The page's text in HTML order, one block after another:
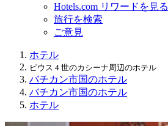
Hotels.com リワードを見る
旅行を検索
ご意見
ホテル
ピウス 4 世のカシーナ周辺のホテル
バチカン市国のホテル
バチカン市国のホテル
ホテル